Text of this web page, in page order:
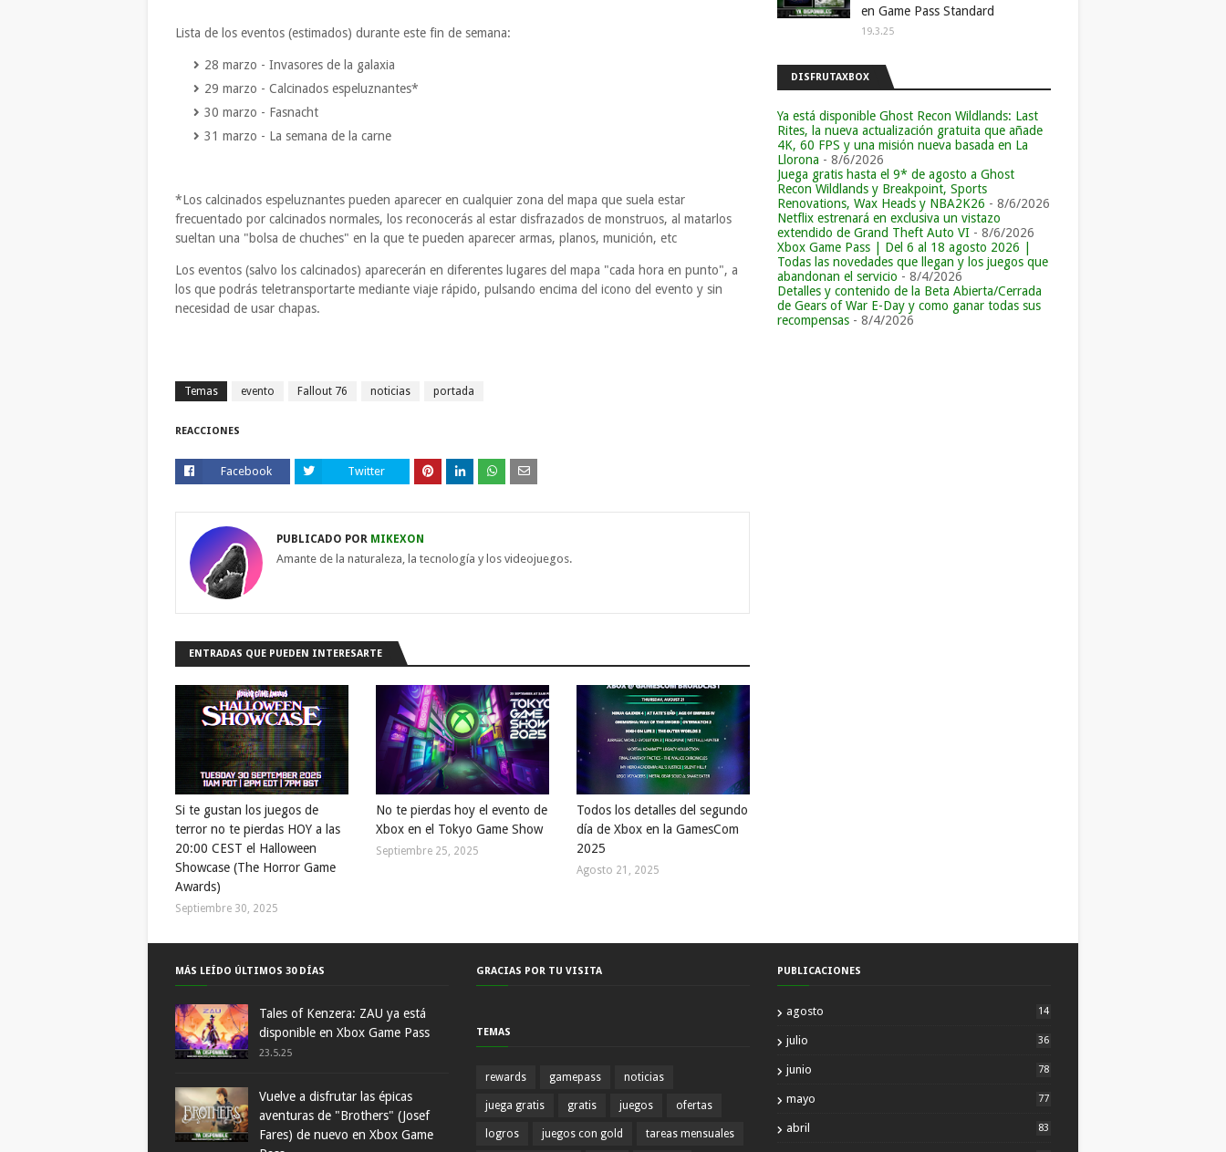
Lista de los eventos (estimados) durante este fin de semana:
28 marzo - Invasores de la galaxia
29 marzo - Calcinados espeluznantes*
30 marzo - Fasnacht
31 marzo - La semana de la carne
*Los calcinados espeluznantes pueden aparecer en cualquier zona del mapa que suela estar
frecuentado por calcinados normales, los reconocerás al estar disfrazados de monstruos, al matarlos
sueltan una "bolsa de chuches" en la que te pueden aparecer armas, planos, munición, etc
Los eventos (salvo los calcinados) aparecerán en diferentes lugares del mapa "cada hora en punto", a
los que podrás teletransportarte mediante viaje rápido, pulsando encima del icono del evento y sin
necesidad de usar chapas.
Temas evento Fallout 76 noticias portada
REACCIONES
Facebook Twitter
PUBLICADO POR MIKEXON
Amante de la naturaleza, la tecnología y los videojuegos.
ENTRADAS QUE PUEDEN INTERESARTE
Si te gustan los juegos de
terror no te pierdas HOY a las
20:00 CEST el Halloween
Showcase (The Horror Game
Awards)
Septiembre 30, 2025
No te pierdas hoy el evento de
Xbox en el Tokyo Game Show
Septiembre 25, 2025
Todos los detalles del segundo
día de Xbox en la GamesCom
2025
Agosto 21, 2025
en Game Pass Standard
19.3.25
DISFRUTAXBOX
Ya está disponible Ghost Recon Wildlands: Last
Rites, la nueva actualización gratuita que añade
4K, 60 FPS y una misión nueva basada en La
Llorona - 8/6/2026
Juega gratis hasta el 9* de agosto a Ghost
Recon Wildlands y Breakpoint, Sports
Renovations, Wax Heads y NBA2K26 - 8/6/2026
Netflix estrenará en exclusiva un vistazo
extendido de Grand Theft Auto VI - 8/6/2026
Xbox Game Pass | Del 6 al 18 agosto 2026 |
Todas las novedades que llegan y los juegos que
abandonan el servicio - 8/4/2026
Detalles y contenido de la Beta Abierta/Cerrada
de Gears of War E-Day y como ganar todas sus
recompensas - 8/4/2026
MÁS LEÍDO ÚLTIMOS 30 DÍAS
Tales of Kenzera: ZAU ya está
disponible en Xbox Game Pass
23.5.25
Vuelve a disfrutar las épicas
aventuras de "Brothers" (Josef
Fares) de nuevo en Xbox Game
GRACIAS POR TU VISITA
TEMAS
rewards gamepass noticias
juega gratis gratis juegos ofertas
logros juegos con gold tareas mensuales
PUBLICACIONES
agosto 14
julio 36
junio 78
mayo 77
abril 83